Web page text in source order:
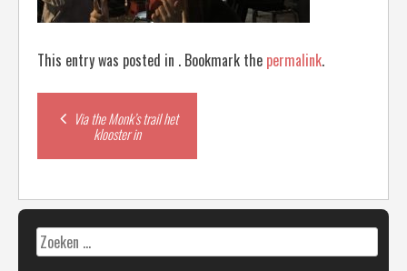
This entry was posted in . Bookmark the permalink.
Post
navigation
Via the Monk’s trail het
klooster in
Zoeken
naar: